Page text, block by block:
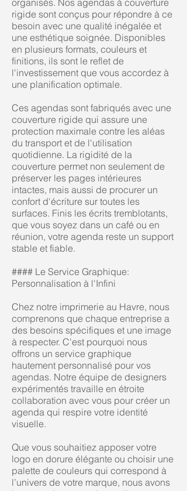
organisés. Nos agendas à couverture
rigide sont conçus pour répondre à ce
besoin avec une qualité inégalée et
une esthétique soignée. Disponibles
en plusieurs formats, couleurs et
finitions, ils sont le reflet de
l'investissement que vous accordez à
une planification optimale.
Ces agendas sont fabriqués avec une
couverture rigide qui assure une
protection maximale contre les aléas
du transport et de l'utilisation
quotidienne. La rigidité de la
couverture permet non seulement de
préserver les pages intérieures
intactes, mais aussi de procurer un
confort d'écriture sur toutes les
surfaces. Finis les écrits tremblotants,
que vous soyez dans un café ou en
réunion, votre agenda reste un support
stable et fiable.
#### Le Service Graphique:
Personnalisation à l'Infini
Chez notre imprimerie au Havre, nous
comprenons que chaque entreprise a
des besoins spécifiques et une image
à respecter. C'est pourquoi nous
offrons un service graphique
hautement personnalisé pour vos
agendas. Notre équipe de designers
expérimentés travaille en étroite
collaboration avec vous pour créer un
agenda qui respire votre identité
visuelle.
Que vous souhaitiez apposer votre
logo en dorure élégante ou choisir une
palette de couleurs qui correspond à
l’univers de votre marque, nous avons